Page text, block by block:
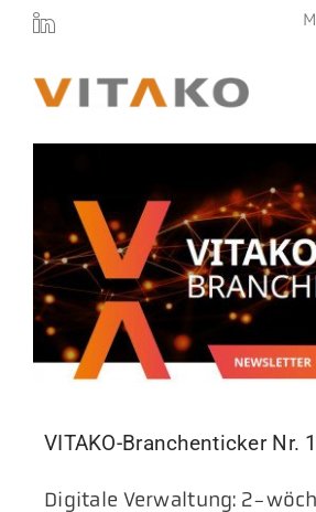
Zum
springen
Themen
Stellenmarkt
Veranstaltungen
Presse
VITAKO-Branchenticker Nr.
Digitale Verwaltung: 2-